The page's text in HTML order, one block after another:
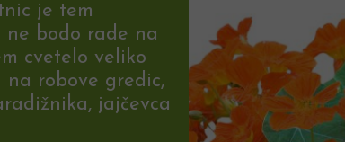
je tem
ne bodo rade na
cvetelo veliko
robove gredic,
jajčevca